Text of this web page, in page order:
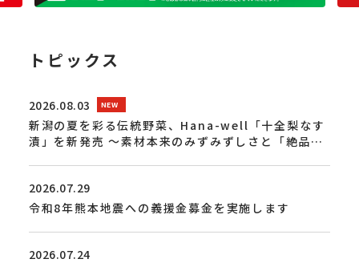
トピックス
2026.08.03
新潟の夏を彩る伝統野菜、Hana-well「十全梨なす
漬」を新発売 ～素材本来のみずみずしさと「絶品」
2026.07.29
令和8年熊本地震への義援金募金を実施します
2026.07.24